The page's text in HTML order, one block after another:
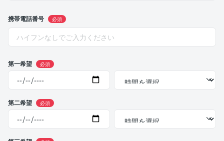
携帯電話番号 必須
第一希望 必須
第二希望 必須